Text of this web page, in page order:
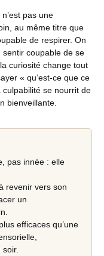
pas une
au même titre que
de respirer. On
coupable de se
curiosité change tout
« qu’est-ce que ce
se nourrit de
bienveillante.
pas innée : elle
revenir vers son
un
efficaces qu’une
soir.